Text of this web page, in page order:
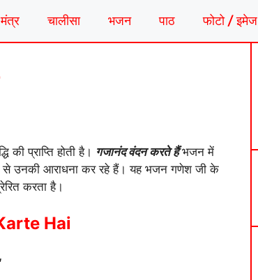
मंत्र चालीसा भजन पाठ फोटो / इमेज
प्राप्ति होती है। गजानंद वंदन करते हैंभजन में
से उनकी आराधना कर रहे हैं। यह भजन गणेश जी के
करता है।
Hai